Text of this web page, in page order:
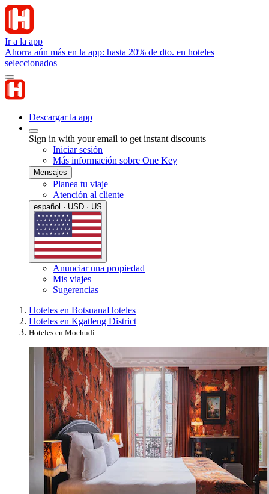
Ir a la app
Ahorra aún más en la app: hasta 20% de dto. en hoteles
seleccionados
Descargar la app
Sign in with your email to get instant discounts
Iniciar sesión
Más información sobre One Key
Mensajes
Planea tu viaje
Atención al cliente
español · USD · US
Anunciar una propiedad
Mis viajes
Sugerencias
Hoteles en BotsuanaHoteles
Hoteles en Kgatleng District
Hoteles en Mochudi